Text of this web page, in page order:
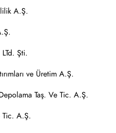
A.Ş.
Şti.
ve Üretim A.Ş.
Taş. Ve Tic. A.Ş.
Tic. A.Ş.